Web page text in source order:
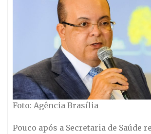
Foto: Agência Brasília
Pouco após a Secretaria de Saúde